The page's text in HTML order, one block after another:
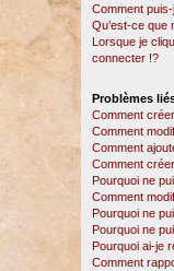
Comment
Qu’est-ce que
Lorsque je
connecter !?
Problèmes
Comment
Comment
Comment
Comment
Pourquoi ne
Comment
Pourquoi ne
Pourquoi ne
Pourquoi ai-je
Comment